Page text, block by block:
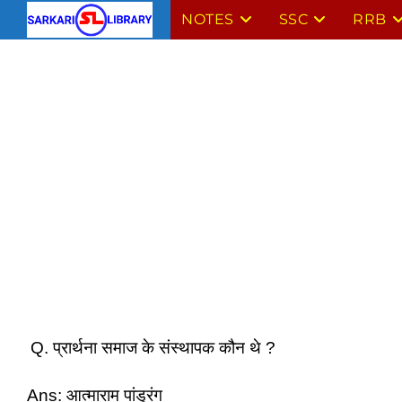
NOTES SSC RRB
Q. प्रार्थना समाज के संस्थापक कौन थे ?
Ans: आत्माराम पांडुरंग